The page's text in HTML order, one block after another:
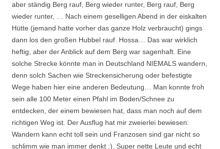
aber ständig Berg rauf, Berg wieder runter, Berg rauf, Berg
wieder runter, … Nach einem geselligen Abend in der eiskalten
Hütte (jemand hatte vorher das ganze Holz verbraucht) gings
dann los den großen Hubbel rauf. Hossa… Das war wirklich
heftig, aber der Anblick auf dem Berg war sagenhaft. Eine
solche Strecke könnte man in Deutschland NIEMALS wandern,
denn solch Sachen wie Streckensicherung oder befestigte
Wege haben hier eine anderen Bedeutung… Man konnte froh
sein alle 100 Meter einen Pfahl im Boden/Schnee zu
entdecken, der einem bewiesen hat, dass man noch auf dem
richtigen Weg ist. Der Ausflug hat mir zweierlei bewiesen:
Wandern kann echt toll sein und Franzosen sind gar nicht so
schlimm wie man immer denkt :). Super nette Leute und echt